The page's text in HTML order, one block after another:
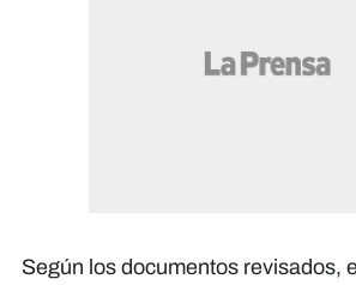
Según los documentos revisados,